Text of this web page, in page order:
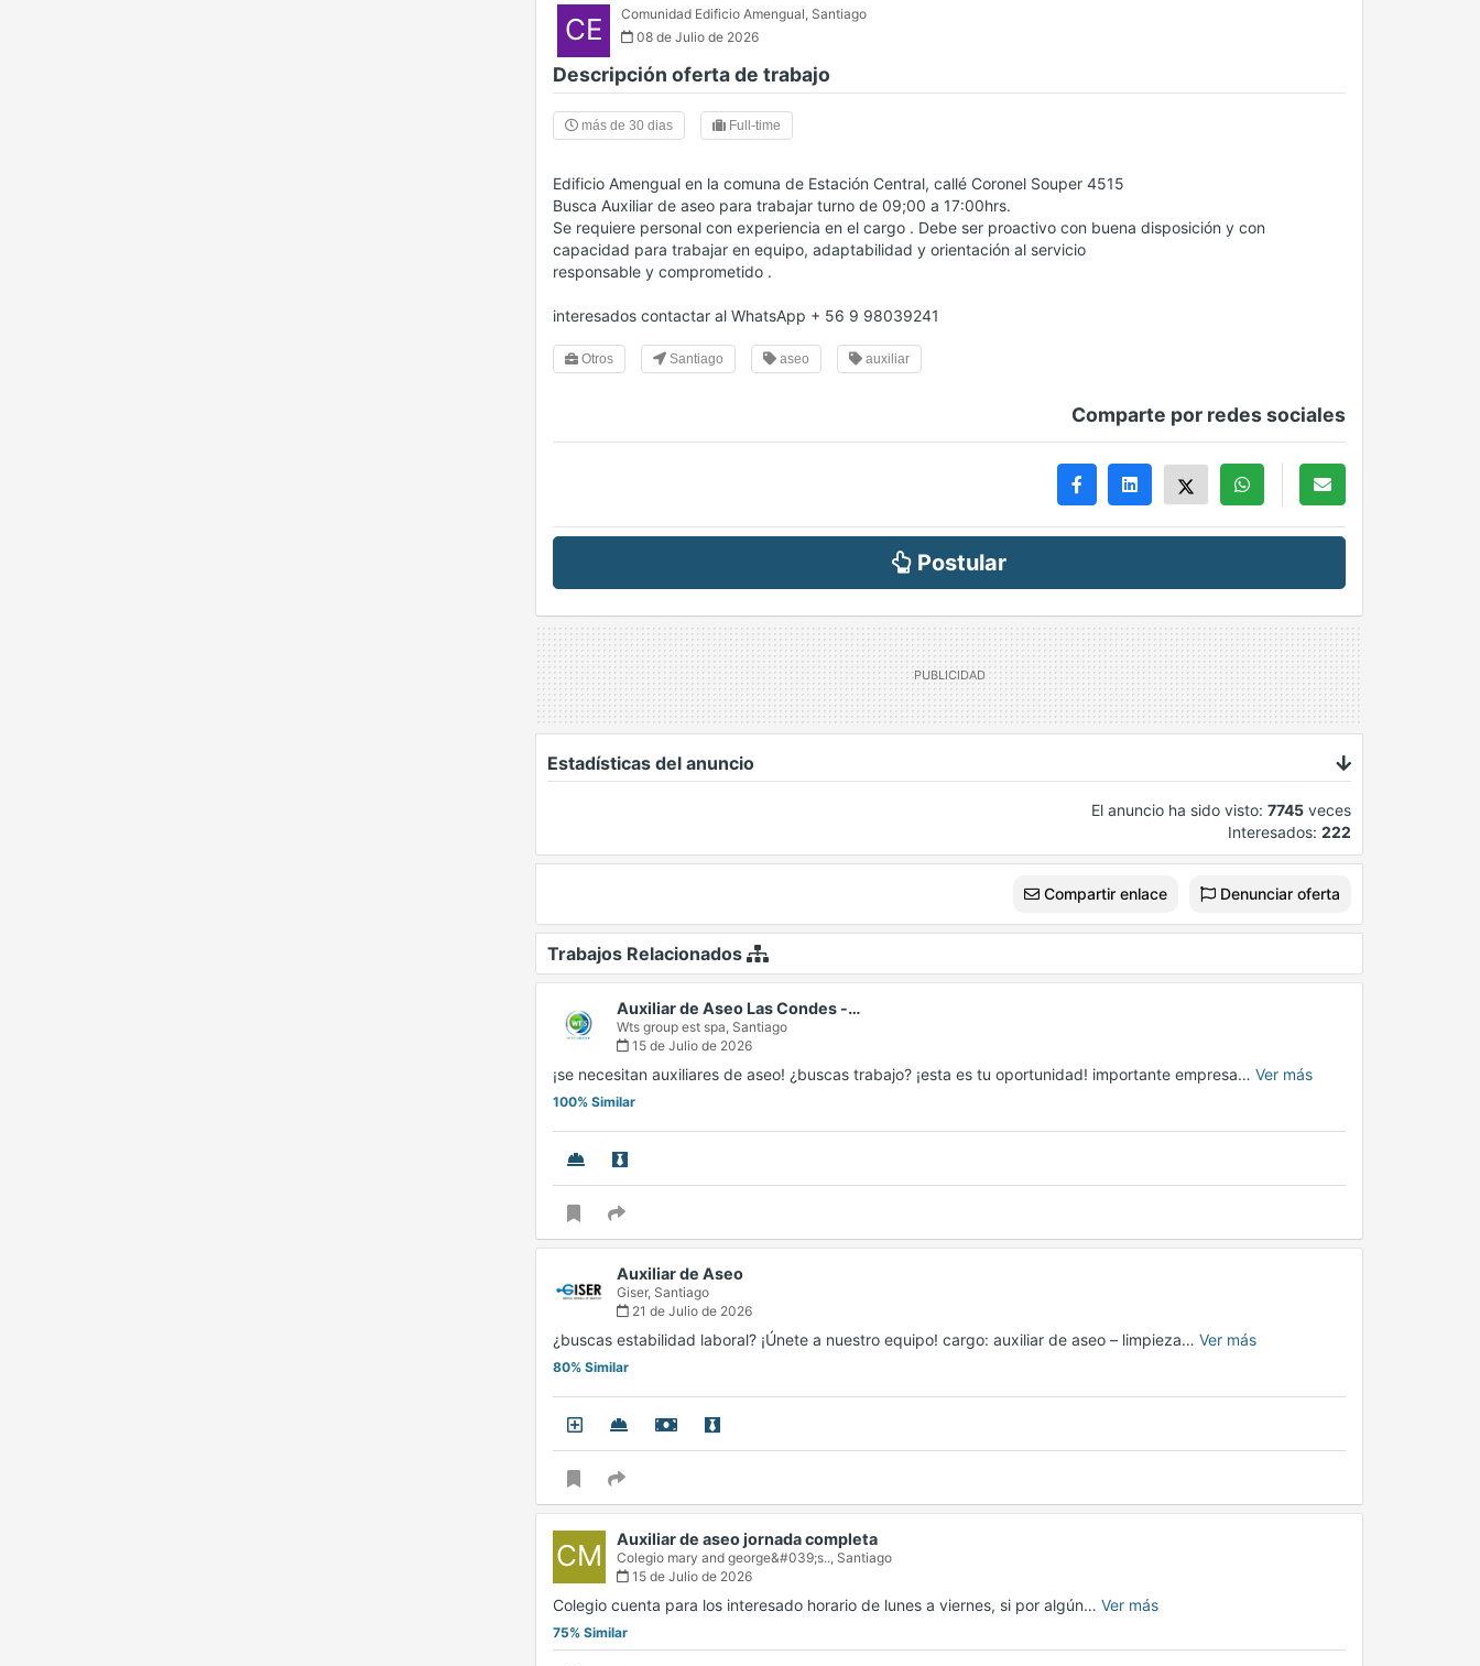
CE Comunidad Edificio Amengual, Santiago
08 de Julio de 2026
Descripción oferta de trabajo
más de 30 dias Full-time
Edificio Amengual en la comuna de Estación Central, callé Coronel Souper 4515
Busca Auxiliar de aseo para trabajar turno de 09;00 a 17:00hrs.
Se requiere personal con experiencia en el cargo . Debe ser proactivo con buena disposición y con
capacidad para trabajar en equipo, adaptabilidad y orientación al servicio
responsable y comprometido .
interesados contactar al WhatsApp + 56 9 98039241
Otros Santiago aseo auxiliar
Comparte por redes sociales
Postular
Estadísticas del anuncio
El anuncio ha sido visto: 7745 veces
Interesados: 222
Compartir enlace Denunciar oferta
Trabajos Relacionados
Auxiliar de Aseo Las Condes -…
Wts group est spa, Santiago
15 de Julio de 2026
¡se necesitan auxiliares de aseo! ¿buscas trabajo? ¡esta es tu oportunidad! importante empresa… Ver más
100% Similar
Auxiliar de Aseo
Giser, Santiago
21 de Julio de 2026
¿buscas estabilidad laboral? ¡Únete a nuestro equipo! cargo: auxiliar de aseo – limpieza… Ver más
80% Similar
CM Auxiliar de aseo jornada completa
Colegio mary and george&#039;s.., Santiago
15 de Julio de 2026
Colegio cuenta para los interesado horario de lunes a viernes, si por algún… Ver más
75% Similar